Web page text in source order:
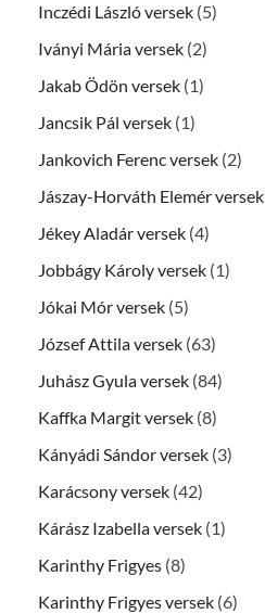
Inczédi László versek (5)
Iványi Mária versek (2)
Jakab Ödön versek (1)
Jancsik Pál versek (1)
Jankovich Ferenc versek (2)
Jászay-Horváth Elemér versek
Jékey Aladár versek (4)
Jobbágy Károly versek (1)
Jókai Mór versek (5)
József Attila versek (63)
Juhász Gyula versek (84)
Kaffka Margit versek (8)
Kányádi Sándor versek (3)
Karácsony versek (42)
Kárász Izabella versek (1)
Karinthy Frigyes (8)
Karinthy Frigyes versek (6)